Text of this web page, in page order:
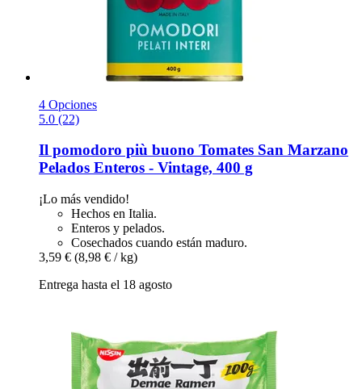
4 Opciones
5.0 (22)
Il pomodoro più buono Tomates San Marzano
Pelados Enteros -​ Vintage, 400 g
¡Lo más vendido!
Hechos en Italia.
Enteros y pelados.
Cosechados cuando están maduro.
3,59 € (8,98 € / kg)
Entrega hasta el 18 agosto